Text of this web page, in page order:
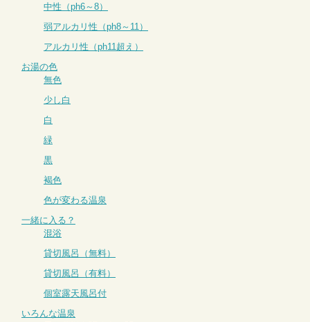
中性（ph6～8）
弱アルカリ性（ph8～11）
アルカリ性（ph11超え）
お湯の色
無色
少し白
白
緑
黒
褐色
色が変わる温泉
一緒に入る？
混浴
貸切風呂（無料）
貸切風呂（有料）
個室露天風呂付
いろんな温泉